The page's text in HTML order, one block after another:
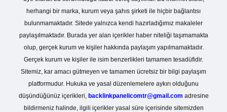
herhangi bir marka, kurum veya şahıs şirketi ile hiçbir bağlantısı
bulunmamaktadır. Sitede yalnızca kendi hazırladığımız makaleler
paylaşılmaktadır. Burada yer alan içerikler haber niteliği taşımamakta
olup, gerçek kurum ve kişiler hakkında paylaşım yapılmamaktadır.
Gerçek kurum ve kişiler ile isim benzerlikleri tamamen tesadüfidir.
Sitemiz, kar amacı gütmeyen ve tamamen ücretsiz bir bilgi paylaşım
platformudur. Hukuka ve yasal düzenlemelere aykırı olduğunu
düşündüğünüz içerikleri, backlinkpanelicomtr@gmail.com adresine
bildirmeniz halinde, ilgili içerikler yasal süre içerisinde sitemizden